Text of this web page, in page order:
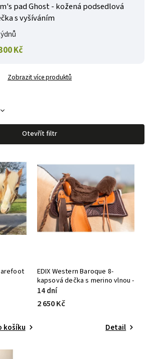
pad Ghost - kožená podsedlová
s vyšíváním
Kč
Zobrazit více produktů
Otevřít filtr
košíku
EDIX Western Baroque 8-
kapsová dečka s merino vlnou -
LIMITOVANÁ EDICE
14 dní
2 650 Kč
Detail